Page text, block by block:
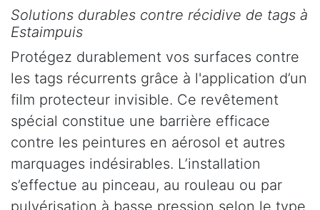
Solutions durables contre récidive de tags à
Estaimpuis
Protégez durablement vos surfaces contre
les tags récurrents grâce à l'application d’un
film protecteur invisible. Ce revêtement
spécial constitue une barrière efficace
contre les peintures en aérosol et autres
marquages indésirables. L’installation
s’effectue au pinceau, au rouleau ou par